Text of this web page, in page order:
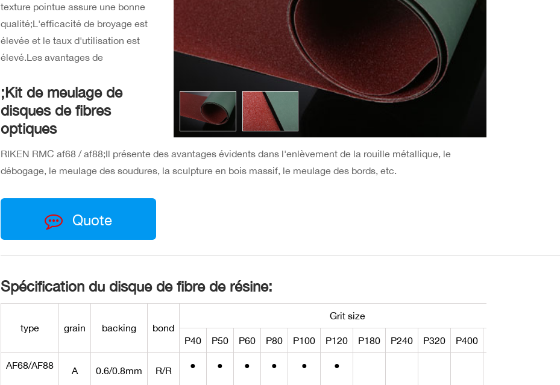
texture pointue assure une bonne
qualité;L'efficacité de broyage est
élevée et le taux d'utilisation est
élevé.Les avantages de
;Kit de meulage de
disques de fibres
optiques
RIKEN RMC af68 / af88;Il présente des avantages évidents dans l'enlèvement de la rouille métallique, le
débogage, le meulage des soudures, la sculpture en bois massif, le meulage des bords, etc.
Quote
Spécification du disque de fibre de résine:
type grain backing bond
Grit size
P40 P50 P60 P80 P100 P120 P180 P240 P320 P400
AF68/AF88 A 0.6/0.8mm R/R ● ● ● ● ● ●